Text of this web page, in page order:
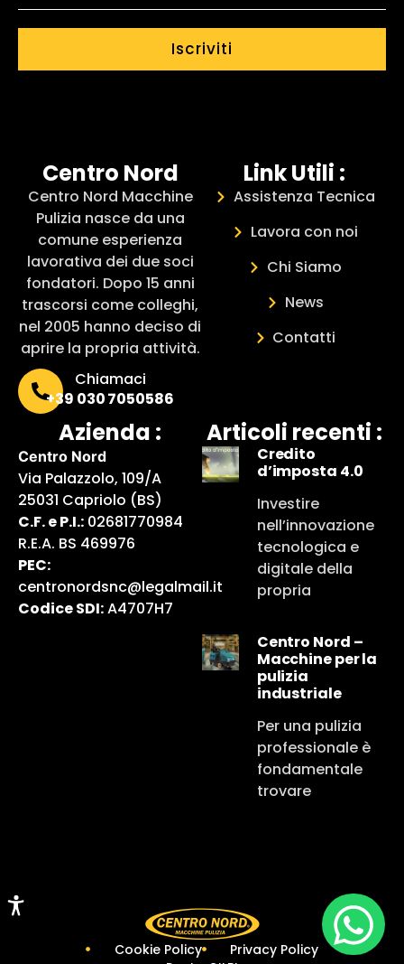
Iscriviti
Centro Nord
Centro Nord Macchine
Pulizia nasce da una
comune esperienza
lavorativa dei due soci
fondatori. Dopo 15 anni
trascorsi come colleghi,
nel 2005 hanno deciso di
aprire la propria attività.
Chiamaci
+39 030 7050586
Link Utili :
Assistenza Tecnica
Lavora con noi
Chi Siamo
News
Contatti
Azienda :
Centro Nord
Via Palazzolo, 109/A
25031 Capriolo (BS)
C.F. e P.I.: 02681770984
R.E.A. BS 469976
PEC:
centronordsnc@legalmail.it
Codice SDI:A4707H7
Articoli recenti :
Credito
d’imposta 4.0
Investire
nell’innovazione
tecnologica e
digitale della
propria
Centro Nord –
Macchine per la
pulizia
industriale
Per una pulizia
professionale è
fondamentale
trovare
Cookie Policy Privacy Policy